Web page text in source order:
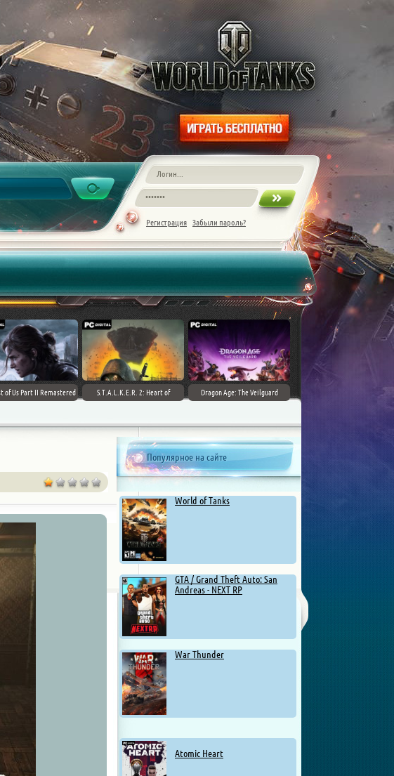
Регистрация Забыли пароль?
of Us Part II Remastered
S.T.A.L.K.E.R. 2: Heart of
Dragon Age: The Veilguard
Популярное на сайте
World of Tanks
GTA / Grand Theft Auto: San
Andreas - NEXT RP
War Thunder
Atomic Heart